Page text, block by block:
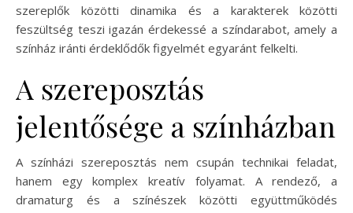
szereplők közötti dinamika és a karakterek közötti
feszültség teszi igazán érdekessé a színdarabot, amely a
színház iránti érdeklődők figyelmét egyaránt felkelti.
A szereposztás
jelentősége a színházban
A színházi szereposztás nem csupán technikai feladat,
hanem egy komplex kreatív folyamat. A rendező, a
dramaturg és a színészek közötti együttműködés